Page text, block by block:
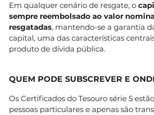
Em qualquer cenário de resgate, o
sempre reembolsado ao valor
resgatadas, mantendo-se a garantia
capital, uma das características
produto de dívida pública.
QUEM PODE SUBSCREVER E
Os Certificados do Tesouro série 5
pessoas particulares e apenas são